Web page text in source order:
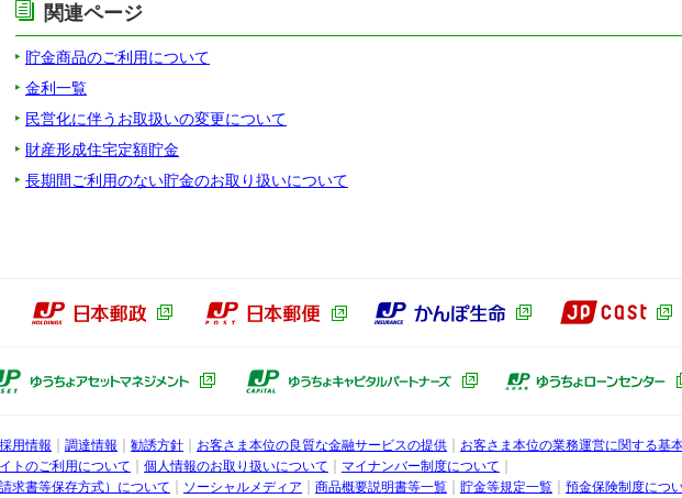
関連ページ
貯金商品のご利用について
金利一覧
民営化に伴うお取扱いの変更について
財産形成住宅定額貯金
長期間ご利用のない貯金のお取り扱いについて
郵政グループ 日本郵政（別ウィンドウで開きます）日本郵便（別ウィンドウで開きます）
かんぽ生命（別ウィ
銀行子会社 ゆうちょアセットマネジメント（別ウィンドウで開きます）
ゆうちょキャピタルパート
採用情報 調達情報 勧誘方針 お客さま本位の良質な金融サービスの提供
お客さま本位の業務運営に関する基
トのご利用について
個人情報のお取り扱いについて
マイナンバー制度について
求書等保存方式）について
ソーシャルメディア 商品概要説明書等一覧 貯金等規定一覧 預金保険制度につ